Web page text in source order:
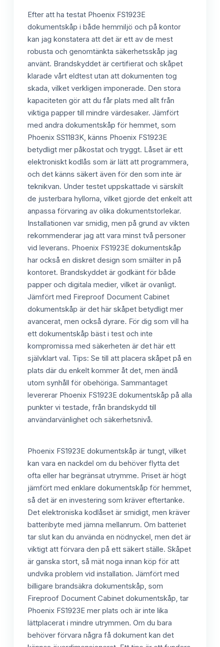
Efter att ha testat Phoenix FS1923E
dokumentskåp i både hemmiljö och på kontor
kan jag konstatera att det är ett av de mest
robusta och genomtänkta säkerhetsskåp jag
använt. Brandskyddet är certifierat och skåpet
klarade vårt eldtest utan att dokumenten tog
skada, vilket verkligen imponerade. Den stora
kapaciteten gör att du får plats med allt från
viktiga papper till mindre värdesaker. Jämfört
med andra dokumentskåp för hemmet, som
Phoenix SS1183K, känns Phoenix FS1923E
betydligt mer påkostat och tryggt. Låset är ett
elektroniskt kodlås som är lätt att programmera,
och det känns säkert även för den som inte är
teknikvan. Under testet uppskattade vi särskilt
de justerbara hyllorna, vilket gjorde det enkelt att
anpassa förvaring av olika dokumentstorlekar.
Installationen var smidig, men på grund av vikten
rekommenderar jag att vara minst två personer
vid leverans. Phoenix FS1923E dokumentskåp
har också en diskret design som smälter in på
kontoret. Brandskyddet är godkänt för både
papper och digitala medier, vilket är ovanligt.
Jämfört med Fireproof Document Cabinet
dokumentskåp är det här skåpet betydligt mer
avancerat, men också dyrare. För dig som vill ha
ett dokumentskåp bäst i test och inte
kompromissa med säkerheten är det här ett
självklart val. Tips: Se till att placera skåpet på en
plats där du enkelt kommer åt det, men ändå
utom synhåll för obehöriga. Sammantaget
levererar Phoenix FS1923E dokumentskåp på alla
punkter vi testade, från brandskydd till
användarvänlighet och säkerhetsnivå.
Phoenix FS1923E dokumentskåp är tungt, vilket
kan vara en nackdel om du behöver flytta det
ofta eller har begränsat utrymme. Priset är högt
jämfört med enklare dokumentskåp för hemmet,
så det är en investering som kräver eftertanke.
Det elektroniska kodlåset är smidigt, men kräver
batteribyte med jämna mellanrum. Om batteriet
tar slut kan du använda en nödnyckel, men det är
viktigt att förvara den på ett säkert ställe. Skåpet
är ganska stort, så mät noga innan köp för att
undvika problem vid installation. Jämfört med
billigare brandsäkra dokumentskåp, som
Fireproof Document Cabinet dokumentskåp, tar
Phoenix FS1923E mer plats och är inte lika
lättplacerat i mindre utrymmen. Om du bara
behöver förvara några få dokument kan det